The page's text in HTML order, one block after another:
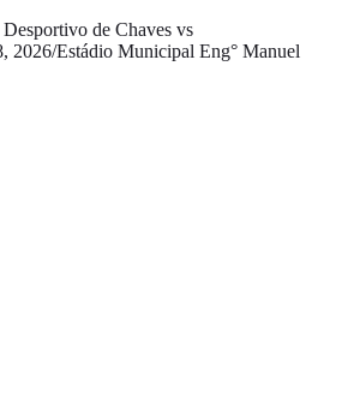
de Chaves vs
2026/Estádio Municipal Eng° Manuel